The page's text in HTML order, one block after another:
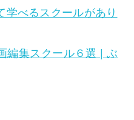
べるスクールがあり
編集スクール６選 | ぶ